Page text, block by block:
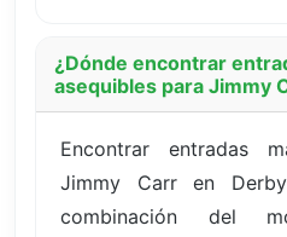
¿Dónde encontrar
asequibles para Jimmy
Encontrar entradas
Jimmy Carr en
combinación del